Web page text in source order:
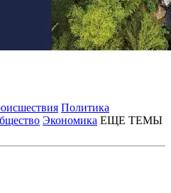
Политика
Экономика ЕЩЕ ТЕМЫ